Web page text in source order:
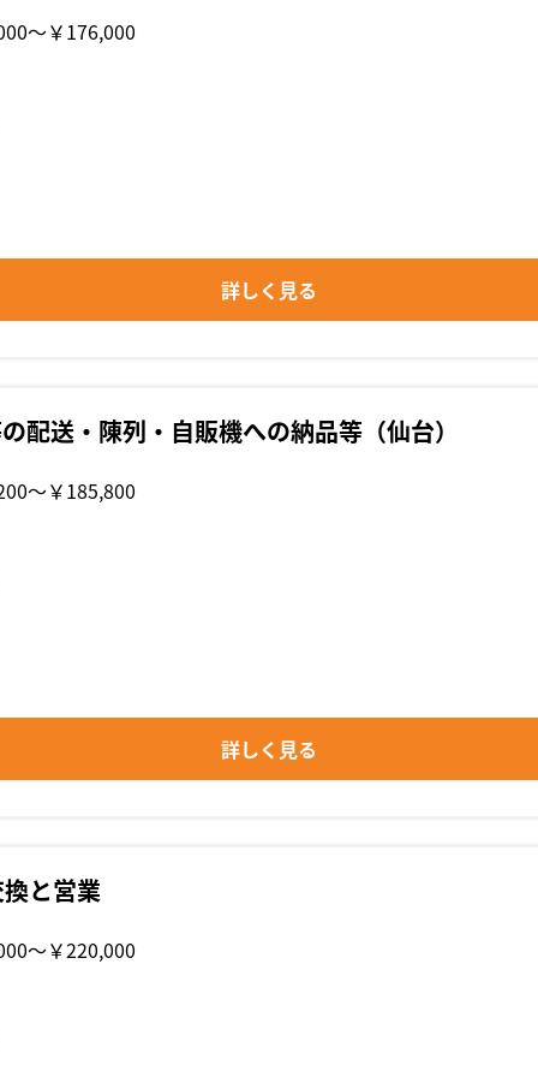
〜￥176,000
詳しく見る
配送・陳列・自販機への納品等（仙台）
〜￥185,800
詳しく見る
と営業
〜￥220,000